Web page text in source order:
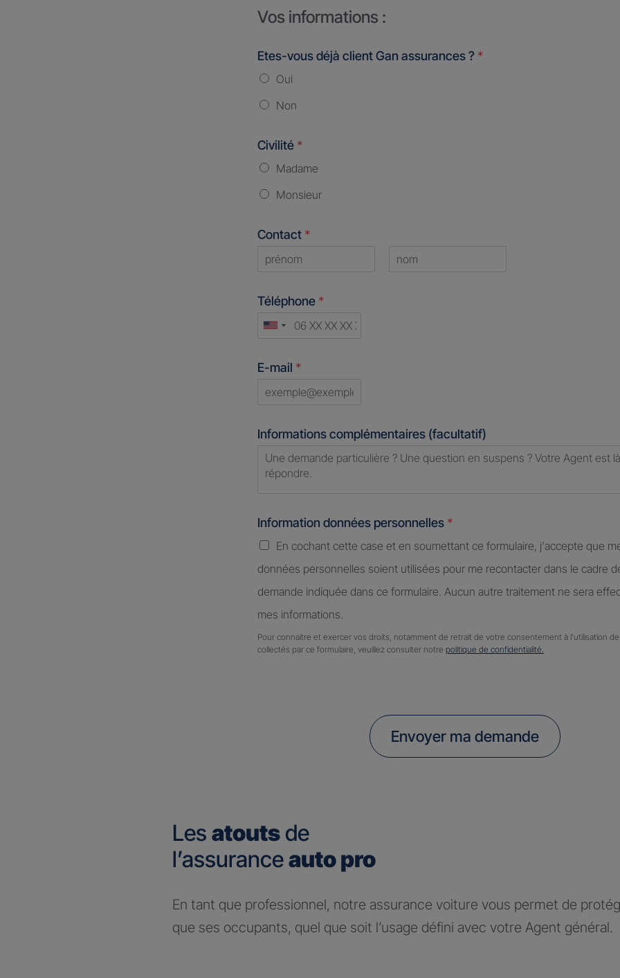
Vos informations :
Etes-vous déjà client Gan assurances ? *
Oui
Non
Civilité *
Madame
Monsieur
Contact *
Téléphone *
United
E-mail *
Informations complémentaires (facultatif)
Information données personnelles *
En cochant cette case et en soumettant ce formulaire, j'accepte que
données personnelles soient utilisées pour me recontacter dans le cadre
demande indiquée dans ce formulaire. Aucun autre traitement ne sera
mes informations.
Pour connaitre et exercer vos droits, notamment de retrait de votre consentement à l'utilisation
collectés par ce formulaire, veuillez consulter notre politique de confidentialité.
Envoyer ma demande
Les atoutsde
l’assuranceauto pro
En tant que professionnel, notre assurance voiture vous permet de
que ses occupants, quel que soit l’usage défini avec votre Agent général.